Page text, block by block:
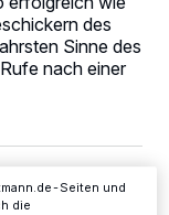
des
Sinne des
nach einer
Partner
aufgeführten
Inhalte und
für Sie. Sie können
zu
Seiten und
die